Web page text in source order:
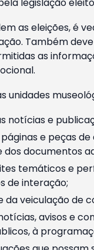
legislação
as eleições, é
Também
as
unidades
notícias e
e peças
documentos
temáticos e
de interação;
da veiculação de
avisos e
à